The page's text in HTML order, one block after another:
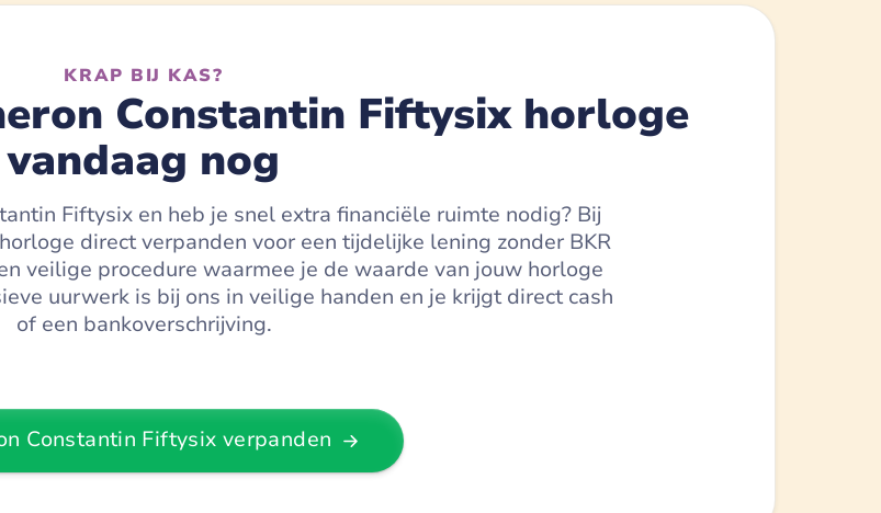
KRAP BIJ KAS?
Constantin Fiftysix horloge
vandaag nog
Fiftysix en heb je snel extra financiële ruimte nodig? Bij
direct verpanden voor een tijdelijke lening zonder BKR
veilige procedure waarmee je de waarde van jouw horloge
uurwerk is bij ons in veilige handen en je krijgt direct cash
of een bankoverschrijving.
Constantin Fiftysix verpanden